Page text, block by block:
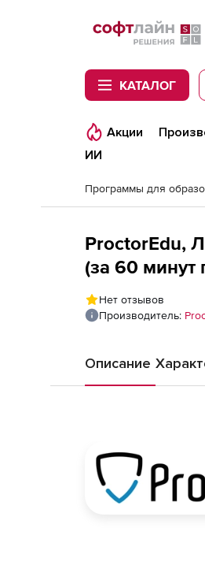
Softline
КАТАЛОГ
Акции
ИИ
Программы для
ProctorEdu,
(за 60 минут
Нет отзывов
Производитель:
Описание